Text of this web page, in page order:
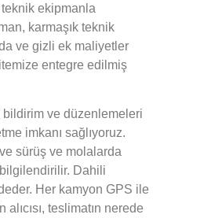
ekipmanla
karmaşık teknik
ve gizli ek maliyetler
entegre edilmiş
ve düzenlemeleri
imkanı sağlıyoruz.
ve sürüş ve molalarda
Dahili
Her kamyon GPS ile
teslimatın nerede